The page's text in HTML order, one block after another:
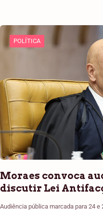
POLÍTICA
Moraes convoca
discutir Lei
Audiência pública marcada para 24 e